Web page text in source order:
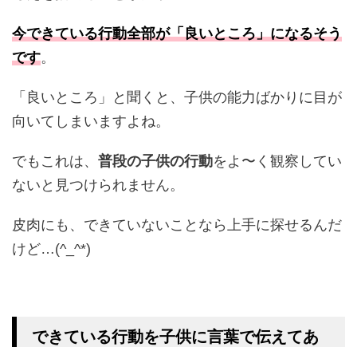
今できている行動全部が「良いところ」になるそう
です。
「良いところ」と聞くと、子供の能力ばかりに目が
向いてしまいますよね。
でもこれは、 普段の子供の行動をよ〜く観察してい
ないと見つけられません。
皮肉にも、できていないことなら上手に探せるんだ
けど…(^_^*)
できている行動を子供に言葉で伝えてあ